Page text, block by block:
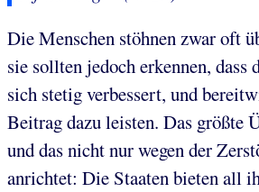
Die Menschen stöhnen zwar oft
sie sollten jedoch erkennen, dass
sich stetig verbessert, und
Beitrag dazu leisten. Das größte
und das nicht nur wegen der
anrichtet: Die Staaten bieten all